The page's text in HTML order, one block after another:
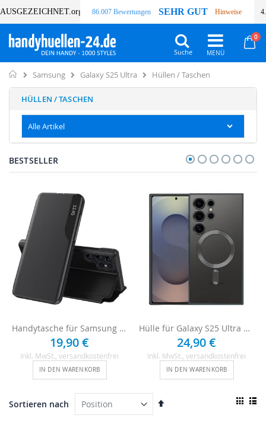
AUSGEZEICHNET.org 86.007 Bewertungen SEHR GUT Hinweise
0
Suche
Home
Samsung Galaxy S25 Ultra Hüllen / Taschen
BESTSELLER
Handytasche für Samsung Galaxy S25 Ultra - Schwarz
19,90 €
Inkl. MwSt., versandkostenfrei
IN DEN WARENKORB
Hülle für Galaxy S25 Ultra mit Kameraschutz - Schwarz
24,90 €
Inkl. MwSt., versandkostenfrei
IN DEN WARENKORB
Sortieren nach
In
HÜLLEN / TASCHEN
Alle Artikel